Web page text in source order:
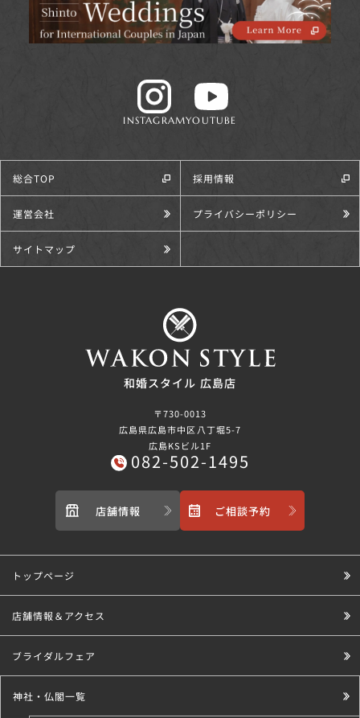
INSTAGRAMYOUTUBE
総合TOP 採用情報
運営会社 プライバシーポリシー
サイトマップ
和婚スタイル 広島店
〒730-0013
広島県広島市中区八丁堀5-7
広島KSビル1F
082-502-1495
店舗情報 ご相談予約
トップページ
店舗情報＆アクセス
ブライダルフェア
神社・仏閣一覧